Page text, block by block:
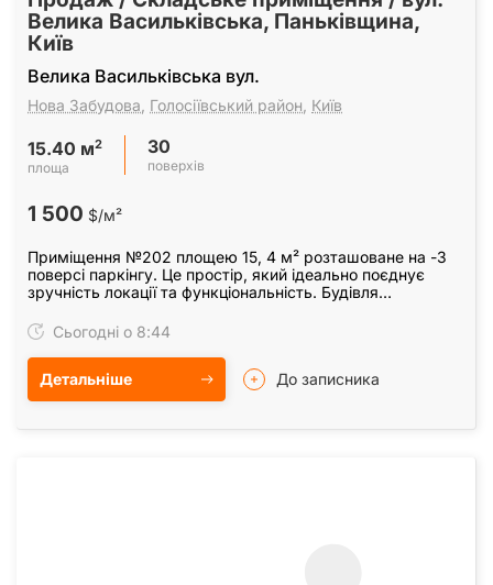
Велика Васильківська, Паньківщина,
Київ
Велика Васильківська вул.
Нова Забудова Голосіївський район Київ
15.40 м2
площа
30
поверхів
1 500 $/м²
Приміщення №202 площею 15, 4 м² розташоване на -3
поверсі паркінгу. Це простір, який ідеально поєднує
зручність локації та функціональність. Будівля
Сьогодні о 8:44
Детальніше До записника